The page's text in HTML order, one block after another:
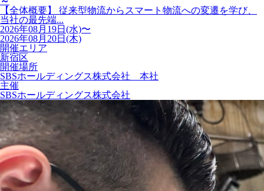
【全体概要】 従来型物流からスマート物流への変遷を学び、
当社の最先端...
2026年08月19日(水)〜
2026年08月20日(木)
開催エリア
新宿区
開催場所
SBSホールディングス株式会社 本社
主催
SBSホールディングス株式会社